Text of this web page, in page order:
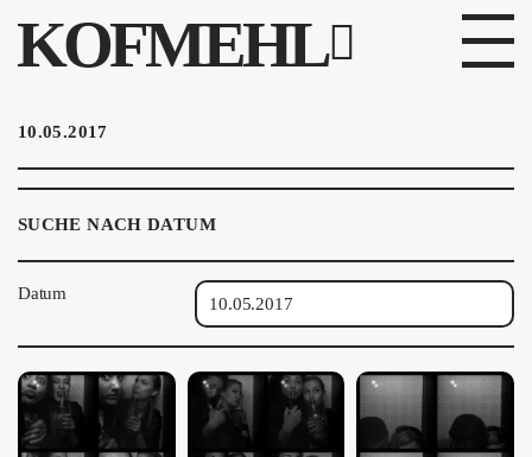
KOFMEHL
PROGRAMM
FABRIKGEFLÜSTER
FOTOGALERIE
INFOS
10.05.2017
SUCHE NACH DATUM
Datum